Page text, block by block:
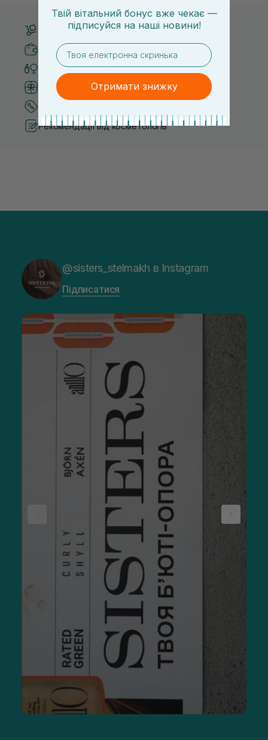
Безкоштовна доставка від 3000 UAH
Безпечні способи оплати
Тільки оригінальна косметика
Система бонусів та лояльності
Рекомендації від косметологів
@sisters_stelmakh в Instagram
Підписатися
Твій вітальний бонус вже чекає —
підписуйся на наші новини!
email
Отримати знижку